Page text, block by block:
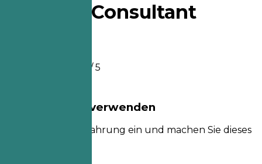
Benefits Consultant
/ 5
Diese Vorlage verwenden
Fügen Sie Ihre Erfahrung ein und machen Sie dieses